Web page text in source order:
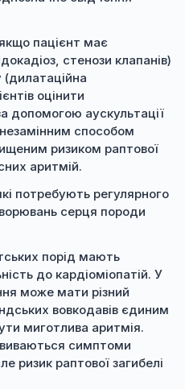
пацієнт має
стенози клапанів)
оцінити
допомогою аускультації
способом
ризиком раптової
аритмій.
потребують регулярного
серця породи
порід мають
до кардіоміопатій. У
може мати різний
вовкодавів єдиним
миготлива аритмія.
симптоми
ризик раптової загибелі